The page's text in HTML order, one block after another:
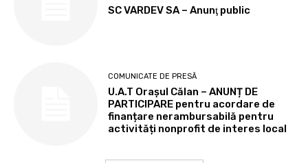
SC VARDEV SA – Anunţ public
COMUNICATE DE PRESĂ
U.A.T Orașul Călan – ANUNȚ DE
PARTICIPARE pentru acordare de
finanțare nerambursabilă pentru
activități nonprofit de interes local